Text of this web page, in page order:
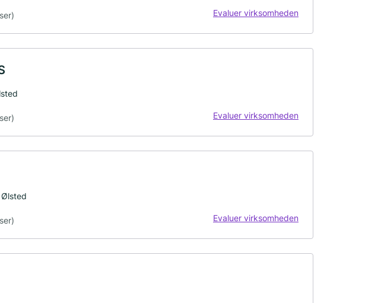
Evaluer virksomheden
Evaluer virksomheden
Ølsted
Evaluer virksomheden